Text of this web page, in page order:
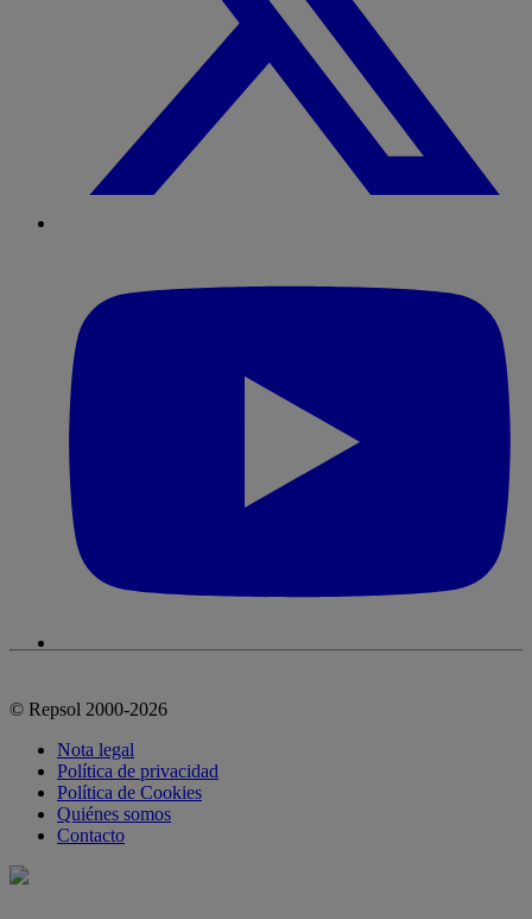
© Repsol 2000-2026
Nota legal
Política de privacidad
Política de Cookies
Quiénes somos
Contacto